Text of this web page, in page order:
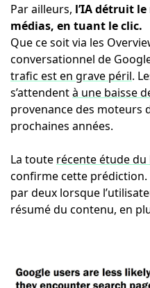
Par ailleurs, l’IA détruit
médias, en tuant le clic.
Que ce soit via les
conversationnel de
trafic est en grave péril.
s’attendentà une baisse
provenance des moteurs
prochaines années.
La toute récente étude du
confirme cette prédiction.
par deux lorsque
résumé du contenu, en